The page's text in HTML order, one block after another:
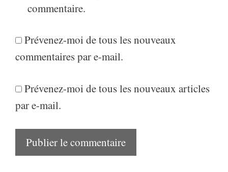
commentaire.
Prévenez-moi de tous les nouveaux
commentaires par e-mail.
Prévenez-moi de tous les nouveaux articles
par e-mail.